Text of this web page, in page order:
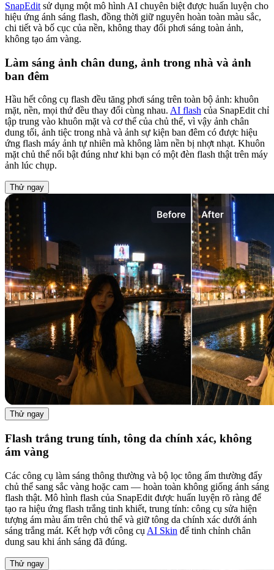
SnapEdit sử dụng một mô hình AI chuyên biệt được huấn luyện cho
hiệu ứng ánh sáng flash, đồng thời giữ nguyên hoàn toàn màu sắc,
chi tiết và bố cục của nền, không thay đổi phơi sáng toàn ảnh,
không tạo ám vàng.
Làm sáng ảnh chân dung, ảnh trong nhà và ảnh
ban đêm
Hầu hết công cụ flash đều tăng phơi sáng trên toàn bộ ảnh: khuôn
mặt, nền, mọi thứ đều thay đổi cùng nhau. AI flash của SnapEdit chỉ
tập trung vào khuôn mặt và cơ thể của chủ thể, vì vậy ảnh chân
dung tối, ảnh tiệc trong nhà và ảnh sự kiện ban đêm có được hiệu
ứng flash máy ảnh tự nhiên mà không làm nền bị nhợt nhạt. Khuôn
mặt chủ thể nổi bật đúng như khi bạn có một đèn flash thật trên máy
ảnh lúc chụp.
Thử ngay
Thử ngay
Flash trắng trung tính, tông da chính xác, không
ám vàng
Các công cụ làm sáng thông thường và bộ lọc tông ấm thường đẩy
chủ thể sang sắc vàng hoặc cam — hoàn toàn không giống ánh sáng
flash thật. Mô hình flash của SnapEdit được huấn luyện rõ ràng để
tạo ra hiệu ứng flash trắng tinh khiết, trung tính: công cụ sửa hiện
tượng ám màu ấm trên chủ thể và giữ tông da chính xác dưới ánh
sáng trắng mát. Kết hợp với công cụ AI Skin để tinh chỉnh chân
dung sau khi ánh sáng đã đúng.
Thử ngay